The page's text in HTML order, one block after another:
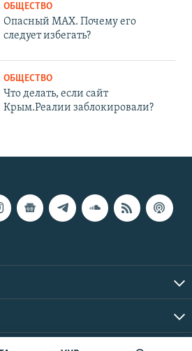
ОБЩЕСТВО
Опасный MAX. Почему его
следует избегать?
ОБЩЕСТВО
Что делать, если сайт
Крым.Реалии заблокировали?